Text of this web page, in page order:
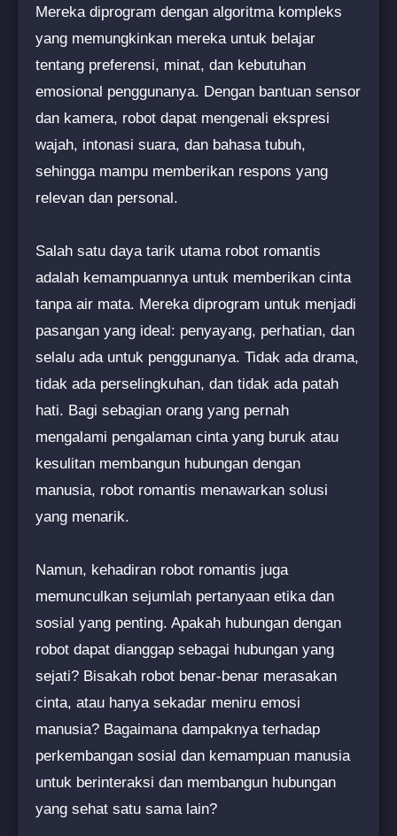
Mereka diprogram dengan algoritma kompleks
yang memungkinkan mereka untuk belajar
tentang preferensi, minat, dan kebutuhan
emosional penggunanya. Dengan bantuan sensor
dan kamera, robot dapat mengenali ekspresi
wajah, intonasi suara, dan bahasa tubuh,
sehingga mampu memberikan respons yang
relevan dan personal.
Salah satu daya tarik utama robot romantis
adalah kemampuannya untuk memberikan cinta
tanpa air mata. Mereka diprogram untuk menjadi
pasangan yang ideal: penyayang, perhatian, dan
selalu ada untuk penggunanya. Tidak ada drama,
tidak ada perselingkuhan, dan tidak ada patah
hati. Bagi sebagian orang yang pernah
mengalami pengalaman cinta yang buruk atau
kesulitan membangun hubungan dengan
manusia, robot romantis menawarkan solusi
yang menarik.
Namun, kehadiran robot romantis juga
memunculkan sejumlah pertanyaan etika dan
sosial yang penting. Apakah hubungan dengan
robot dapat dianggap sebagai hubungan yang
sejati? Bisakah robot benar-benar merasakan
cinta, atau hanya sekadar meniru emosi
manusia? Bagaimana dampaknya terhadap
perkembangan sosial dan kemampuan manusia
untuk berinteraksi dan membangun hubungan
yang sehat satu sama lain?